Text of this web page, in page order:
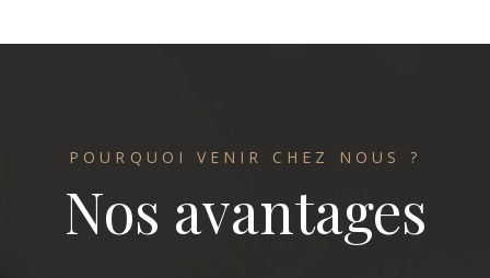
POURQUOI VENIR CHEZ NOUS ?
Nos avantages